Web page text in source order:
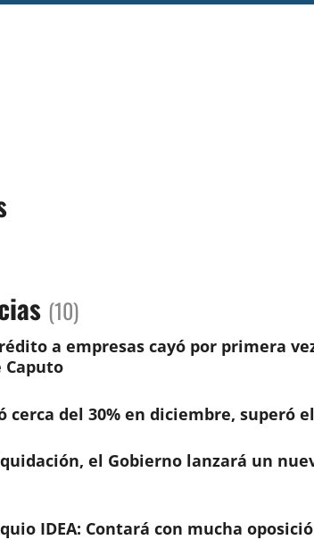
(10)
a empresas cayó por primera
Caputo
del 30% en diciembre, superó el
el Gobierno lanzará un
IDEA: Contará con mucha